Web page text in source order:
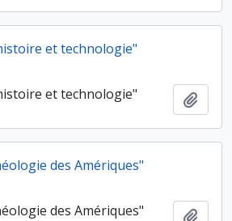
et technologie"
et technologie"
des Amériques"
des Amériques"